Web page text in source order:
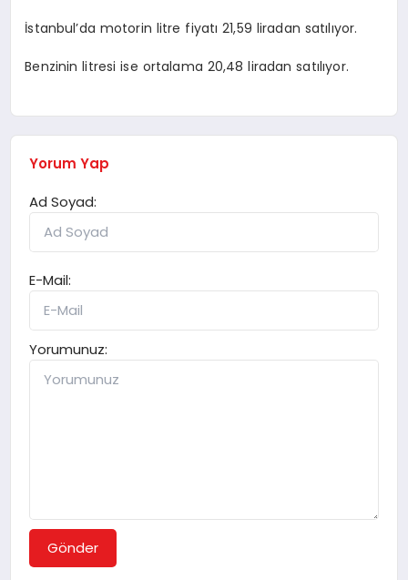
İstanbul’da motorin litre fiyatı 21,59 liradan satılıyor.
Benzinin litresi ise ortalama 20,48 liradan satılıyor.
Yorum Yap
Ad Soyad:
E-Mail:
Yorumunuz:
Gönder